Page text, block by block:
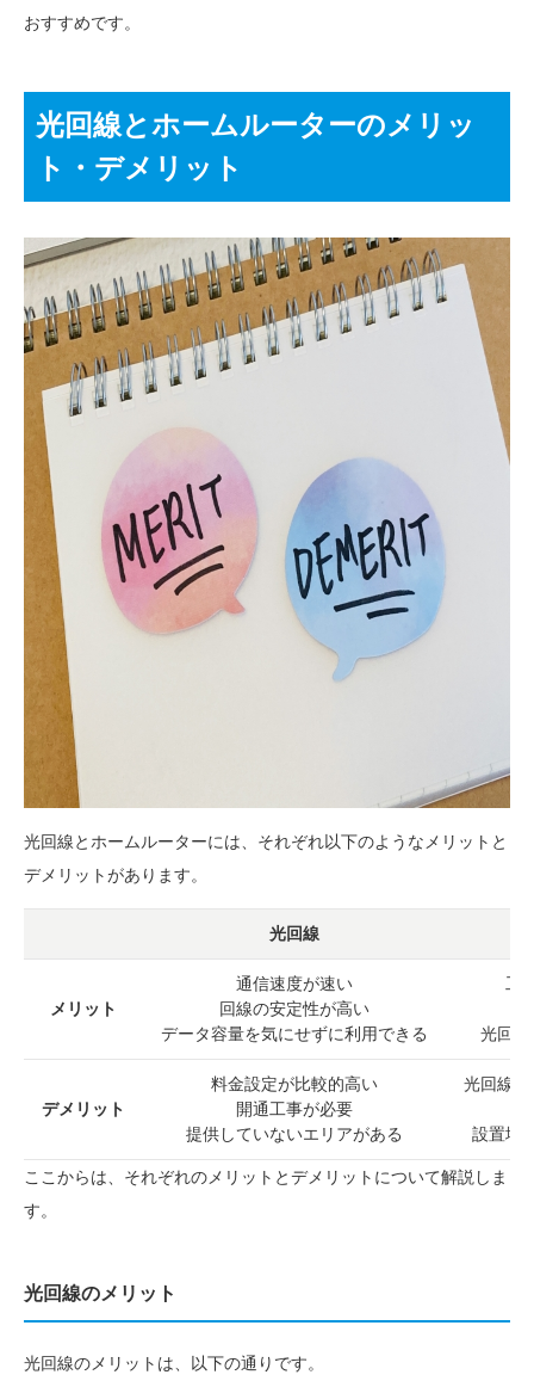
おすすめです。
光回線とホームルーターのメリッ
ト・デメリット
光回線とホームルーターには、それぞれ以下のようなメリットと
デメリットがあります。
光回線
メリット
通信速度が速い
回線の安定性が高い
データ容量を気にせずに利用できる
工
光回
デメリット
料金設定が比較的高い
開通工事が必要
提供していないエリアがある
光回線
設置場
ここからは、それぞれのメリットとデメリットについて解説しま
す。
光回線のメリット
光回線のメリットは、以下の通りです。